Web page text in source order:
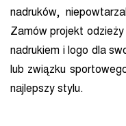
nadruków,
Zamów projekt odzieży
nadrukiem i logo dla
lub związku
najlepszy stylu.